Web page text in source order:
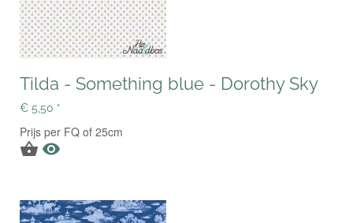
Tilda - Something blue - Dorothy Sky
€ 5,50 *
Prijs per FQ of 25cm
 